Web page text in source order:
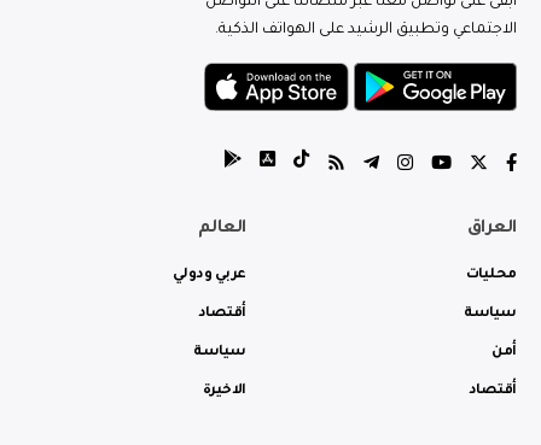
الاجتماعي وتطبيق الرشيد على الهواتف الذكية.
العراق
محليات
سياسة
أمن
أقتصاد
العالم
عربي ودولي
أقتصاد
سياسة
الاخيرة